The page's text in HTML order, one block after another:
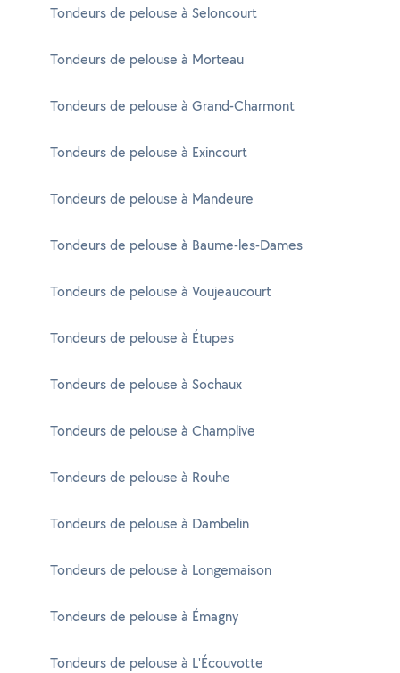
Tondeurs de pelouse à Seloncourt
Tondeurs de pelouse à Morteau
Tondeurs de pelouse à Grand-Charmont
Tondeurs de pelouse à Exincourt
Tondeurs de pelouse à Mandeure
Tondeurs de pelouse à Baume-les-Dames
Tondeurs de pelouse à Voujeaucourt
Tondeurs de pelouse à Étupes
Tondeurs de pelouse à Sochaux
Tondeurs de pelouse à Champlive
Tondeurs de pelouse à Rouhe
Tondeurs de pelouse à Dambelin
Tondeurs de pelouse à Longemaison
Tondeurs de pelouse à Émagny
Tondeurs de pelouse à L'Écouvotte